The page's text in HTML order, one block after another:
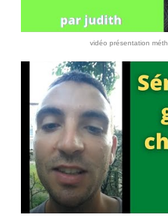
vidéo présentation